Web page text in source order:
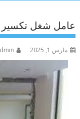
عامل شغل تكسير جدار
مارس 1, 2025